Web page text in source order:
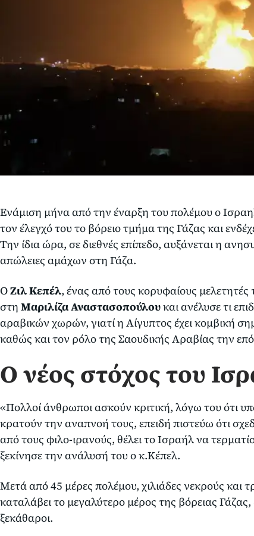
Ενάμιση μήνα από την έναρξη του πολέμου ο
τον έλεγχό του το βόρειο τμήμα της Γάζας και
Την ίδια ώρα, σε διεθνές επίπεδο, αυξάνεται η
απώλειες αμάχων στη Γάζα.
ΟΖιλ Κεπέλ, ένας από τους κορυφαίους
στη Μαριλίζα Αναστασοπούλουκαι ανέλυσε τι
αραβικών χωρών, γιατί η Αίγυπτος έχει κομβική
καθώς και τον ρόλο της Σαουδικής Αραβίας την
Ο νέος στόχος του
«Πολλοί άνθρωποι ασκούν κριτική, λόγω του ότι
κρατούν την αναπνοή τους, επειδή πιστεύω ότι
από τους φιλο-ιρανούς, θέλει το Ισραήλ να
ξεκίνησε την ανάλυσή του ο κ.Κέπελ.
Μετά από 45 μέρες πολέμου, χιλιάδες νεκρούς και
καταλάβει το μεγαλύτερο μέρος της βόρειας
ξεκάθαροι.